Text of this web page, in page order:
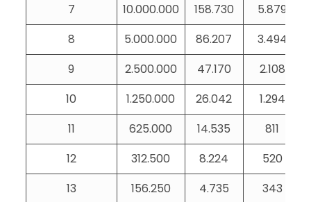
7
10.000.000 158.730
5.879
8
5.000.000 86.207
3.494
9
2.500.000 47.170
2.108
10
1.250.000 26.042
1.294
11
625.000 14.535
811
12
312.500 8.224
520
13
156.250 4.735
343